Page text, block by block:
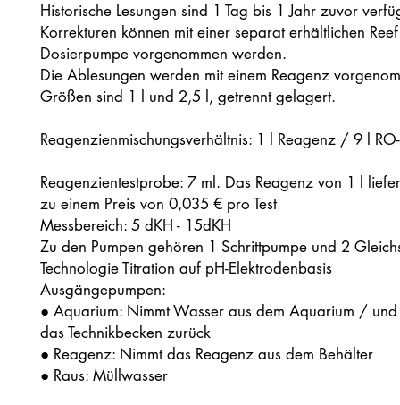
Historische Lesungen sind 1 Tag bis 1 Jahr zuvor
Korrekturen können mit einer separat erhältlichen
Dosierpumpe vorgenommen werden.
Die Ablesungen werden mit einem Reagenz
Größen sind 1 l und 2,5 l, getrennt gelagert.
Reagenzienmischungsverhältnis: 1 l Reagenz / 9 l
Reagenzientestprobe: 7 ml. Das Reagenz von 1 l
zu einem Preis von 0,035 € pro Test
Messbereich: 5 dKH - 15dKH
Zu den Pumpen gehören 1 Schrittpumpe und 2
Technologie Titration auf pH-Elektrodenbasis
Ausgängepumpen:
● Aquarium: Nimmt Wasser aus dem Aquarium /
das Technikbecken zurück
● Reagenz: Nimmt das Reagenz aus dem Behälter
● Raus: Müllwasser